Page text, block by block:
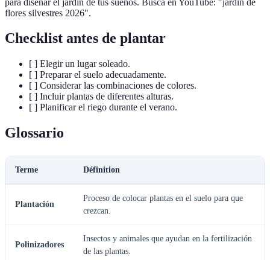
flores silvestres 2026".
Checklist antes de plantar
[ ] Elegir un lugar soleado.
[ ] Preparar el suelo adecuadamente.
[ ] Considerar las combinaciones de colores.
[ ] Incluir plantas de diferentes alturas.
[ ] Planificar el riego durante el verano.
Glossario
Terme Définition
Plantación
Proceso de colocar plantas en el suelo para que
crezcan.
Polinizadores
Insectos y animales que ayudan en la fertilización
de las plantas.